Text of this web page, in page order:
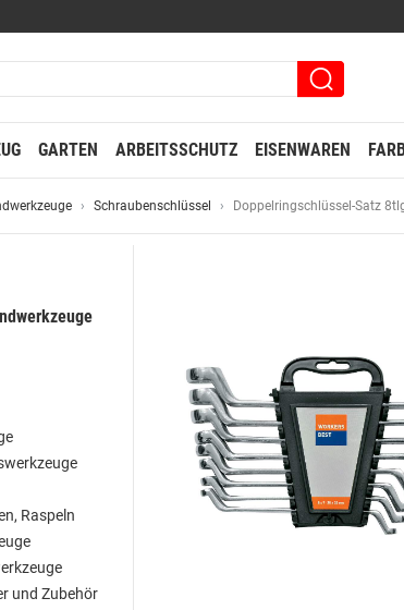
GARTEN ARBEITSSCHUTZ EISENWAREN
Schraubenschlüssel Doppelringschlüssel-Satz
Raspeln
und Zubehör